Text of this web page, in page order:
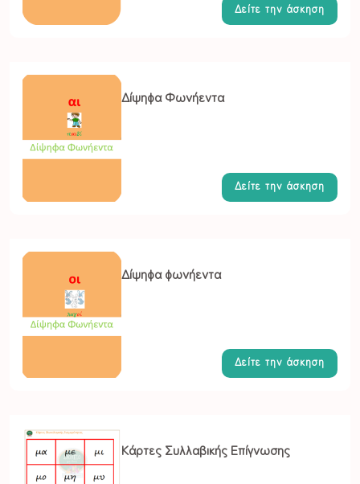
Δείτε την άσκηση
Δίψηφα Φωνήεντα
Δείτε την άσκηση
Δίψηφα φωνήεντα
Δείτε την άσκηση
Κάρτες Συλλαβικής Επίγνωσης